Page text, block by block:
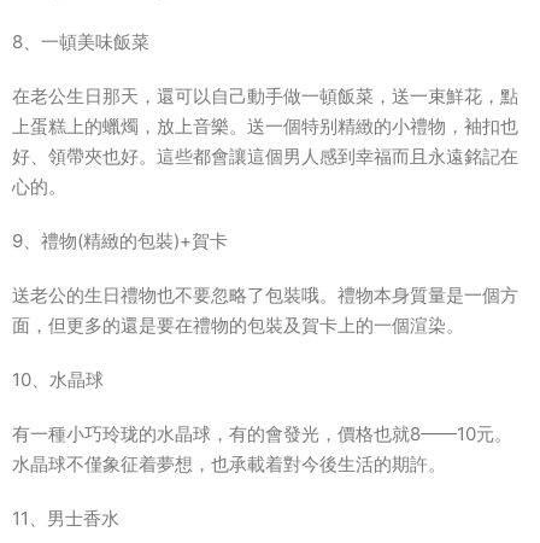
8、一頓美味飯菜
在老公生日那天，還可以自己動手做一頓飯菜，送一束鮮花，點
上蛋糕上的蠟燭，放上音樂。送一個特别精緻的小禮物，袖扣也
好、領帶夾也好。這些都會讓這個男人感到幸福而且永遠銘記在
心的。
9、禮物(精緻的包裝)+賀卡
送老公的生日禮物也不要忽略了包裝哦。禮物本身質量是一個方
面，但更多的還是要在禮物的包裝及賀卡上的一個渲染。
10、水晶球
有一種小巧玲珑的水晶球，有的會發光，價格也就8——10元。
水晶球不僅象征着夢想，也承載着對今後生活的期許。
11、男士香水